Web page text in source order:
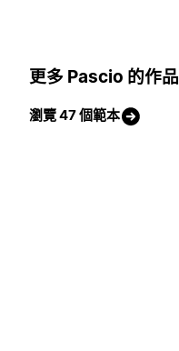
更多 Pascio 的作品
瀏覽 47 個範本